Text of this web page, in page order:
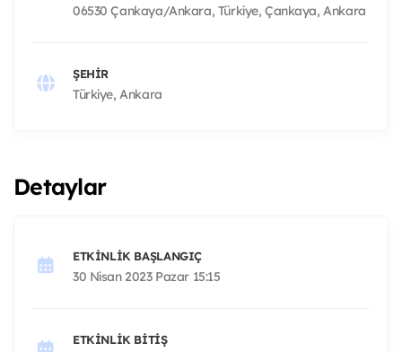
06530 Çankaya/Ankara, Türkiye, Çankaya, Ankara
ŞEHIR
Türkiye, Ankara
Detaylar
ETKINLIK BAŞLANGIÇ
30 Nisan 2023 Pazar 15:15
ETKINLIK BITIŞ